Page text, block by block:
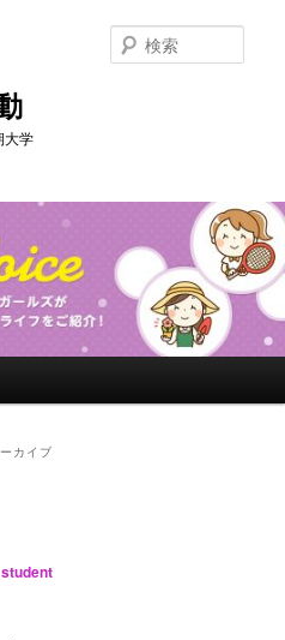
大学
索
カイブ
student